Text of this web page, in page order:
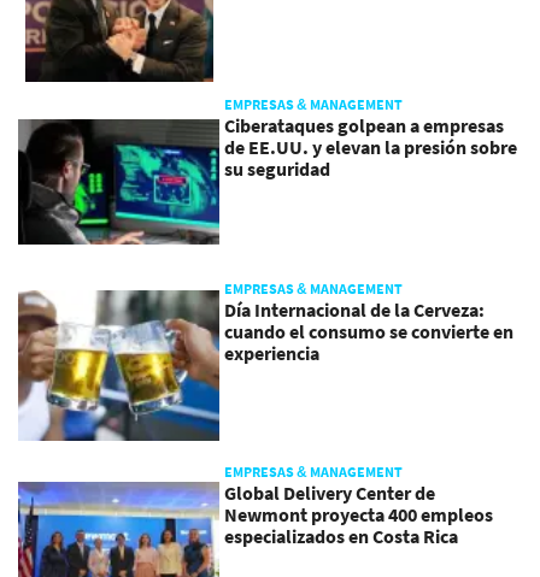
EMPRESAS & MANAGEMENT
Ciberataques golpean a empresas
de EE.UU. y elevan la presión sobre
su seguridad
EMPRESAS & MANAGEMENT
Día Internacional de la Cerveza:
cuando el consumo se convierte en
experiencia
EMPRESAS & MANAGEMENT
Global Delivery Center de
Newmont proyecta 400 empleos
especializados en Costa Rica